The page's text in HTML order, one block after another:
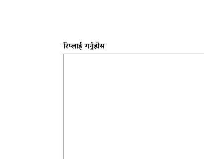
रिप्लाई गर्नुहोस